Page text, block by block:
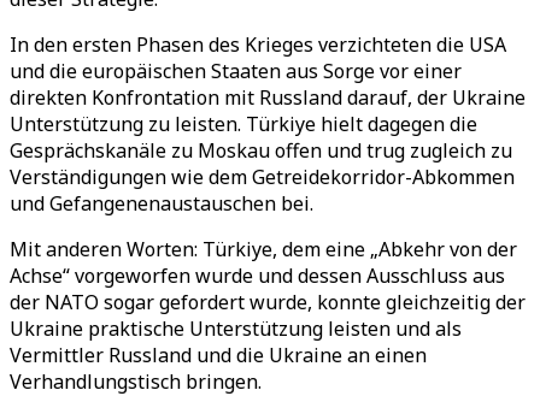
In den ersten Phasen des Krieges verzichteten die USA
und die europäischen Staaten aus Sorge vor einer
direkten Konfrontation mit Russland darauf, der Ukraine
Unterstützung zu leisten. Türkiye hielt dagegen die
Gesprächskanäle zu Moskau offen und trug zugleich zu
Verständigungen wie dem Getreidekorridor-Abkommen
und Gefangenenaustauschen bei.
Mit anderen Worten: Türkiye, dem eine „Abkehr von der
Achse“ vorgeworfen wurde und dessen Ausschluss aus
der NATO sogar gefordert wurde, konnte gleichzeitig der
Ukraine praktische Unterstützung leisten und als
Vermittler Russland und die Ukraine an einen
Verhandlungstisch bringen.